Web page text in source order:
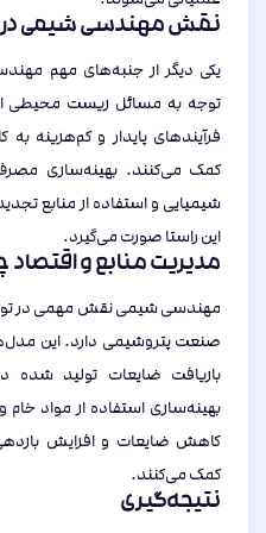
نقش مهندسی شیمی در
یکی دیگر از جنبه‌های مهم
توجه به مسائل زیست محیطی
فرآیندهای پایدار و
کمک می‌کنند. بهینه‌سازی
شیمیایی و استفاده از منابع
این راستا صورت می‌گیرد.
مدیریت منابع و
مهندسی شیمی نقش مهمی در
صنعت پتروشیمی دارد. این
بازیافت ضایعات تولید شده
بهینه‌سازی استفاده از مواد
کاهش ضایعات و افزایش
کمک می‌کنند.
نتیجه‌گیری